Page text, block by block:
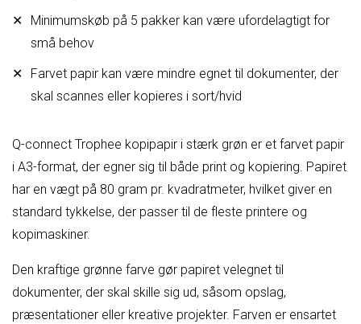
Q-connect Trophee kopipapir i stærk grøn er et farvet papir
i A3-format, der egner sig til både print og kopiering. Papiret
har en vægt på 80 gram pr. kvadratmeter, hvilket giver en
standard tykkelse, der passer til de fleste printere og
kopimaskiner.
Den kraftige grønne farve gør papiret velegnet til
dokumenter, der skal skille sig ud, såsom opslag,
præsentationer eller kreative projekter. Farven er ensartet
Minimumskøb på 5 pakker kan være ufordelagtigt for
små behov
Farvet papir kan være mindre egnet til dokumenter, der
skal scannes eller kopieres i sort/hvid